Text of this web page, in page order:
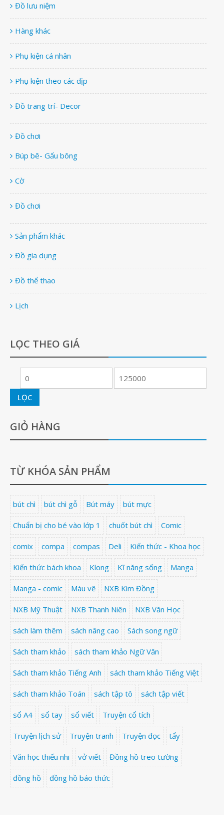
Đồ lưu niệm
Hàng khác
Phụ kiện cá nhân
Phụ kiện theo các dịp
Đồ trang trí- Decor
Đồ chơi
Búp bê- Gấu bông
Cờ
Đồ chơi
Sản phẩm khác
Đồ gia dụng
Đồ thể thao
Lịch
LỌC THEO GIÁ
LỌC
GIỎ HÀNG
TỪ KHÓA SẢN PHẨM
bút chì bút chì gỗ Bút máy bút mực
Chuẩn bị cho bé vào lớp 1 chuốt bút chì Comic
comix compa compas Deli Kiến thức - Khoa học
Kiến thức bách khoa Klong Kĩ năng sống Manga
Manga - comic Màu vẽ NXB Kim Đồng
NXB Mỹ Thuật NXB Thanh Niên NXB Văn Học
sách làm thêm sách nâng cao Sách song ngữ
Sách tham khảo sách tham khảo Ngữ Văn
Sách tham khảo Tiếng Anh sách tham khảo Tiếng Việt
sách tham khảo Toán sách tập tô sách tập viết
sổ A4 sổ tay sổ viết Truyện cổ tích
Truyện lịch sử Truyện tranh Truyện đọc tẩy
Văn học thiếu nhi vở viết Đồng hồ treo tường
đồng hồ đồng hồ báo thức